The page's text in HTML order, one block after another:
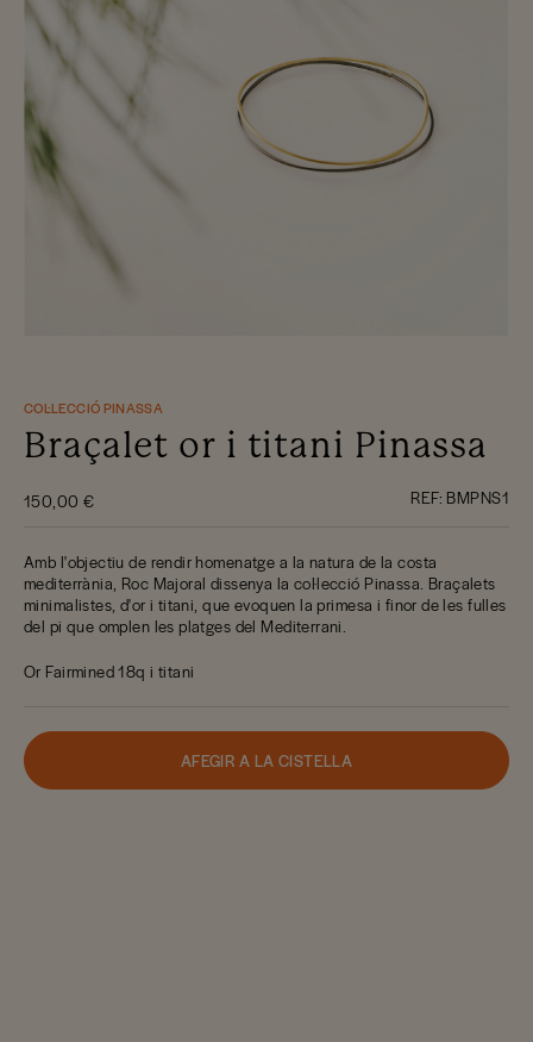
COL·LECCIÓ PINASSA
Braçalet or i titani Pinassa
150,00 € REF: BMPNS1
Amb l'objectiu de rendir homenatge a la natura de la costa
mediterrània, Roc Majoral dissenya la col·lecció Pinassa. Braçalets
minimalistes, d'or i titani, que evoquen la primesa i finor de les fulles
del pi que omplen les platges del Mediterrani.
Or Fairmined 18q i titani
AFEGIR A LA CISTELLA